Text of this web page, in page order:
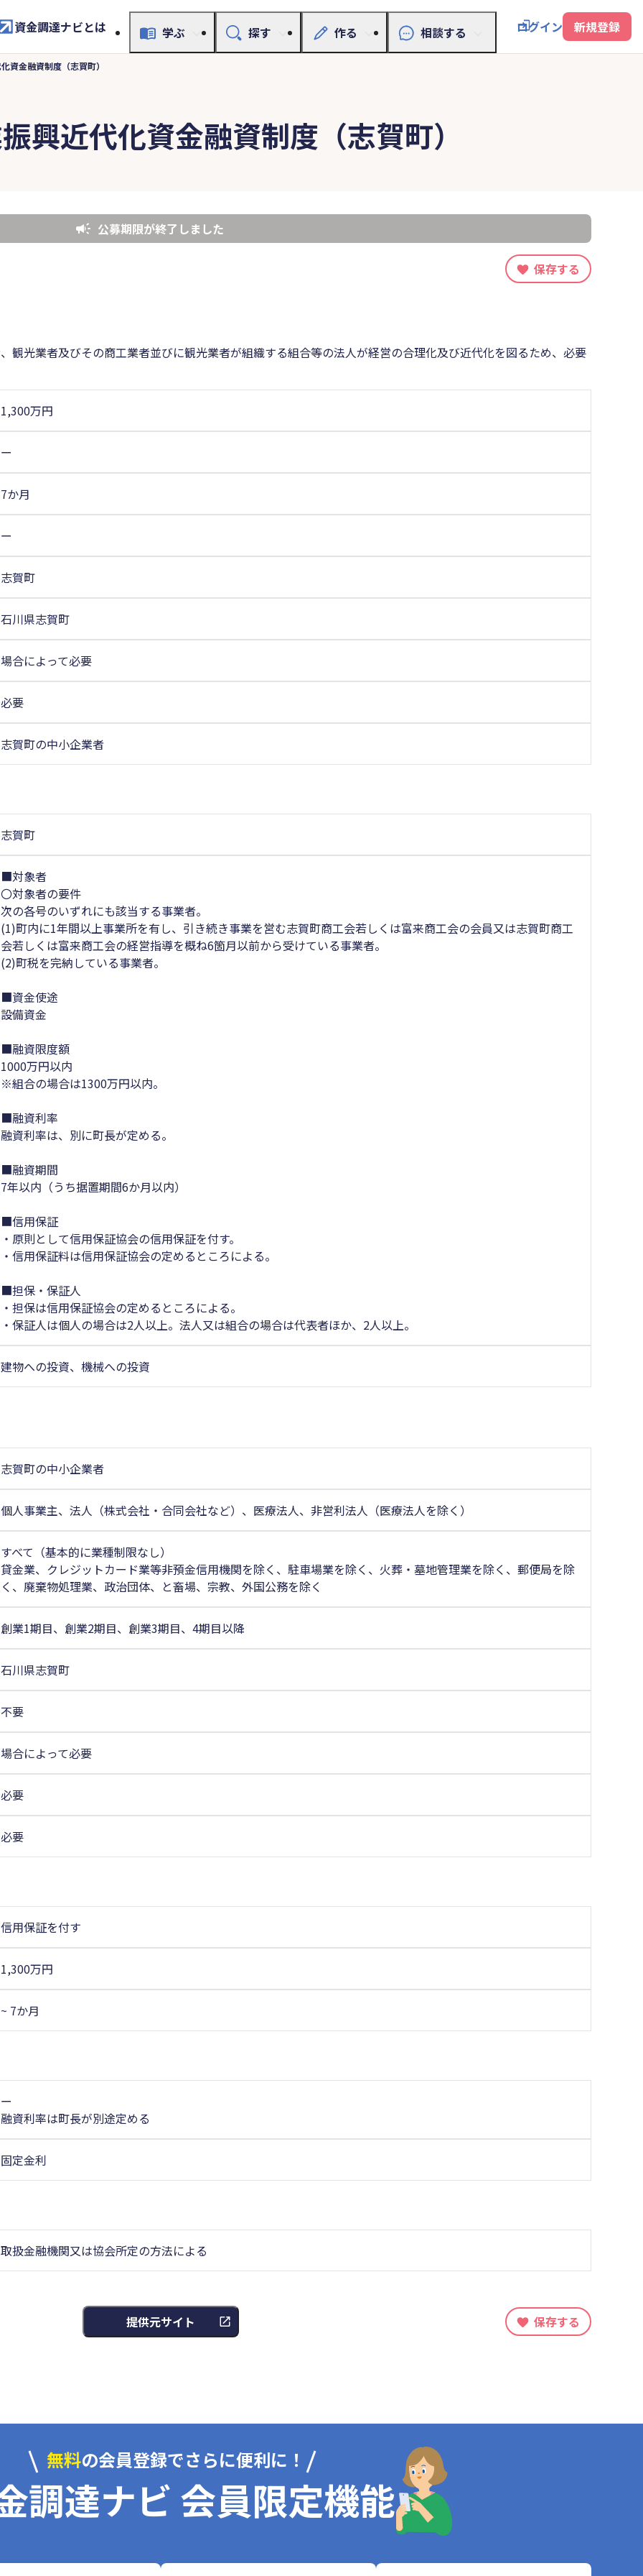
資金調達ナビとは 学ぶ 探す 作る 相談する ログイン 新規登録
資金融資制度（志賀町）
興近代化資金融資制度（志賀町）
公募期限が終了しました
保存する
観光業者及びその商工業者並びに観光業者が組織する組合等の法人が経営の合理化及び近代化を図るため、必要
1,300万円
ー
7か月
ー
志賀町
石川県志賀町
場合によって必要
必要
志賀町の中小企業者
志賀町
■対象者
〇対象者の要件
次の各号のいずれにも該当する事業者。
(1)町内に1年間以上事業所を有し、引き続き事業を営む志賀町商工会若しくは富来商工会の会員又は志賀町商工
会若しくは富来商工会の経営指導を概ね6箇月以前から受けている事業者。
(2)町税を完納している事業者。
■資金使途
設備資金
■融資限度額
1000万円以内
※組合の場合は1300万円以内。
■融資利率
融資利率は、別に町長が定める。
■融資期間
7年以内（うち据置期間6か月以内）
■信用保証
・原則として信用保証協会の信用保証を付す。
・信用保証料は信用保証協会の定めるところによる。
■担保・保証人
・担保は信用保証協会の定めるところによる。
・保証人は個人の場合は2人以上。法人又は組合の場合は代表者ほか、2人以上。
建物への投資、機械への投資
志賀町の中小企業者
個人事業主、法人（株式会社・合同会社など）、医療法人、非営利法人（医療法人を除く）
すべて（基本的に業種制限なし）
貸金業、クレジットカード業等非預金信用機関を除く、駐車場業を除く、火葬・墓地管理業を除く、郵便局を除
く、廃棄物処理業、政治団体、と畜場、宗教、外国公務を除く
創業1期目、創業2期目、創業3期目、4期目以降
石川県志賀町
不要
場合によって必要
必要
必要
信用保証を付す
1,300万円
~ 7か月
ー
融資利率は町長が別途定める
固定金利
取扱金融機関又は協会所定の方法による
提供元サイト 保存する
無料の会員登録でさらに便利に！
調達ナビ 会員限定機能